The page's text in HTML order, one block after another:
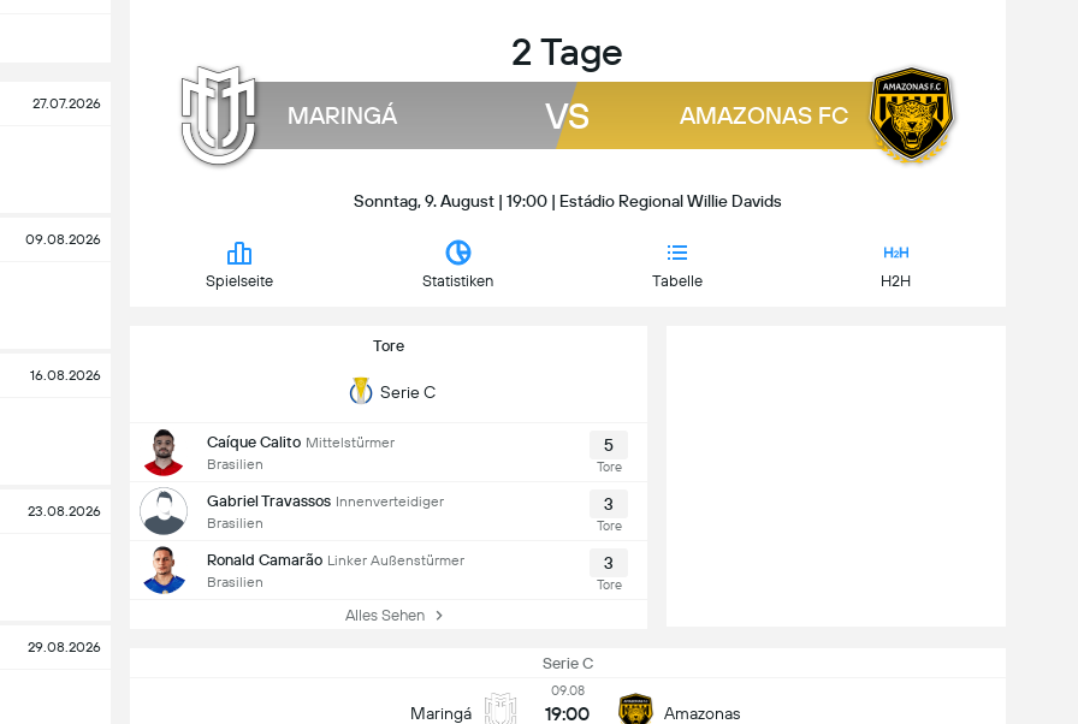
27.07.2026
09.08.2026
16.08.2026
23.08.2026
29.08.2026
2 Tage
MARINGÁ VS AMAZONAS FC
Sonntag, 9. August | 19:00 | Estádio Regional Willie Davids
Spielseite Statistiken Tabelle H2H
Tore
Serie C
Caíque Calito Mittelstürmer
Brasilien
5
Tore
Gabriel Travassos Innenverteidiger
Brasilien
3
Tore
Ronald Camarão Linker Außenstürmer
Brasilien
3
Tore
Alles Sehen
Serie C
Maringá
09.08
19:00 Amazonas